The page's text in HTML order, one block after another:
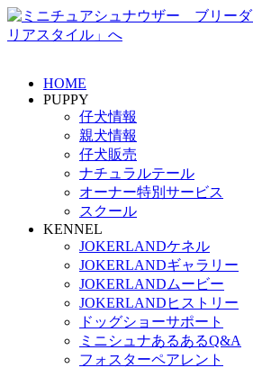
HOME
PUPPY
仔犬情報
親犬情報
仔犬販売
ナチュラルテール
オーナー特別サービス
スクール
KENNEL
JOKERLANDケネル
JOKERLANDギャラリー
JOKERLANDムービー
JOKERLANDヒストリー
ドッグショーサポート
ミニシュナあるあるQ&A
フォスターペアレント